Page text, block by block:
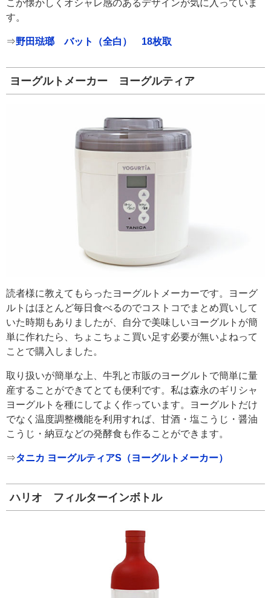
こか懐かしくオシャレ感のあるデザインが気に入っていま
す。
⇒野田琺瑯 バット（全白） 18枚取
ヨーグルトメーカー ヨーグルティア
読者様に教えてもらったヨーグルトメーカーです。ヨーグ
ルトはほとんど毎日食べるのでコストコでまとめ買いして
いた時期もありましたが、自分で美味しいヨーグルトが簡
単に作れたら、ちょこちょこ買い足す必要が無いよねって
ことで購入しました。
取り扱いが簡単な上、牛乳と市販のヨーグルトで簡単に量
産することができてとても便利です。私は森永のギリシャ
ヨーグルトを種にしてよく作っています。ヨーグルトだけ
でなく温度調整機能を利用すれば、甘酒・塩こうじ・醤油
こうじ・納豆などの発酵食も作ることができます。
⇒タニカ ヨーグルティアS（ヨーグルトメーカー）
ハリオ フィルターインボトル